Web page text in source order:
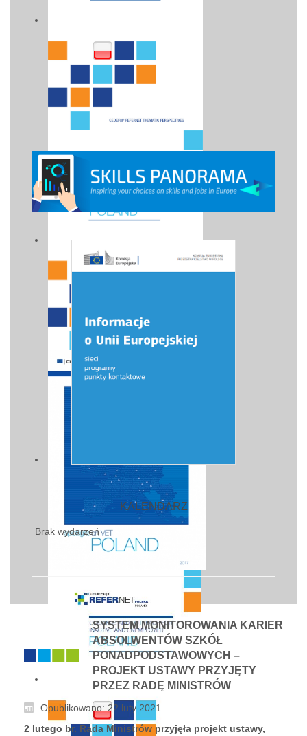
KALENDARZ
Brak wydarzeń
SYSTEM MONITOROWANIA KARIER
ABSOLWENTÓW SZKÓŁ
PONADPODSTAWOWYCH –
PROJEKT USTAWY PRZYJĘTY
PRZEZ RADĘ MINISTRÓW
Opublikowano: 22 luty 2021
2 lutego br. Rada Ministrów przyjęła projekt ustawy,